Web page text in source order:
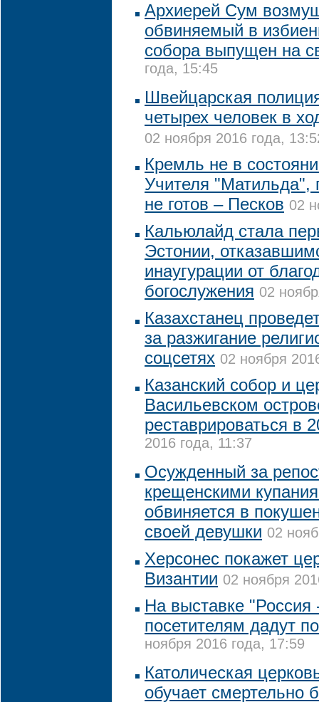
Архиерей Сум
обвиняемый в
собора выпущен на
года, 15:45
Швейцарская
четырех человек в
02 ноября 2016 года,
Кремль не в
Учителя "Матильда",
не готов – Песков 02
Кальюлайд стала
Эстонии,
инаугурации от
богослужения 02
Казахстанец
за разжигание
соцсетях 02 ноября
Казанский собор и
Васильевском
реставрироваться в
2016 года, 11:37
Осужденный за
крещенскими
обвиняется в
своей девушки 02
Херсонес покажет
Византии 02 ноября
На выставке "Россия
посетителям дадут
ноября 2016 года, 17:59
Католическая
обучает смертельно